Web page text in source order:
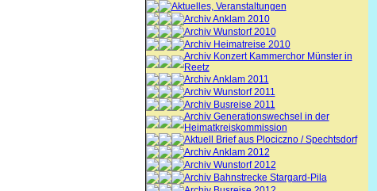
Aktuelles, Veranstaltungen
Archiv Anklam 2010
Archiv Wunstorf 2010
Archiv Heimatreise 2010
Archiv Konzert Kammerchor Münster in
Reetz
Archiv Anklam 2011
Archiv Wunstorf 2011
Archiv Busreise 2011
Archiv Generationswechsel in der
Heimatkreiskommission
Aktuell Brief aus Plociczno / Spechtsdorf
Archiv Anklam 2012
Archiv Wunstorf 2012
Archiv Bahnstrecke Stargard-Pila